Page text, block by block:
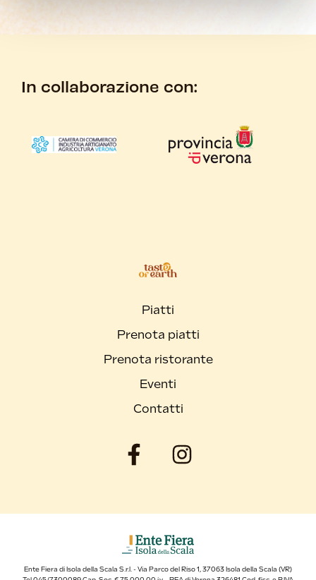
In collaborazione con:
Piatti
Prenota piatti
Prenota ristorante
Eventi
Contatti
Ente Fiera di Isola della Scala S.r.l. - Via Parco del Riso 1, 37063 Isola della Scala (VR)